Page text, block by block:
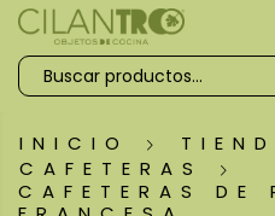
INICIO
CAFETERAS
CAFETERAS DE